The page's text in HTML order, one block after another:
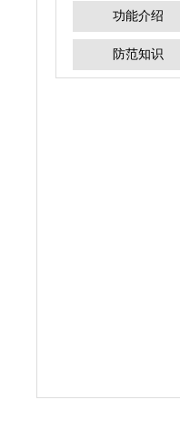
功能介绍
防范知识